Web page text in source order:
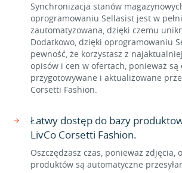
Synchronizacja stanów
oprogramowaniu Sellasist jest w pełni
zautomatyzowana, dzięki czemu
Dodatkowo, dzięki oprogramowaniu
pewność, że korzystasz z
opisów i cen w ofertach, ponieważ są
przygotowywane i aktualizowane
Corsetti Fashion.
Łatwy dostęp do bazy
LivCo Corsetti Fashion.
Oszczędzasz czas, ponieważ zdjęcia,
produktów są automatyczne